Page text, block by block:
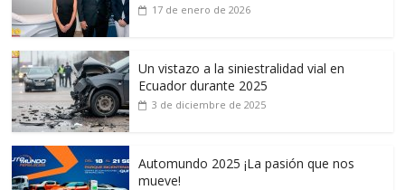
17 de enero de 2026
Un vistazo a la siniestralidad vial en
Ecuador durante 2025
3 de diciembre de 2025
Automundo 2025 ¡La pasión que nos
mueve!